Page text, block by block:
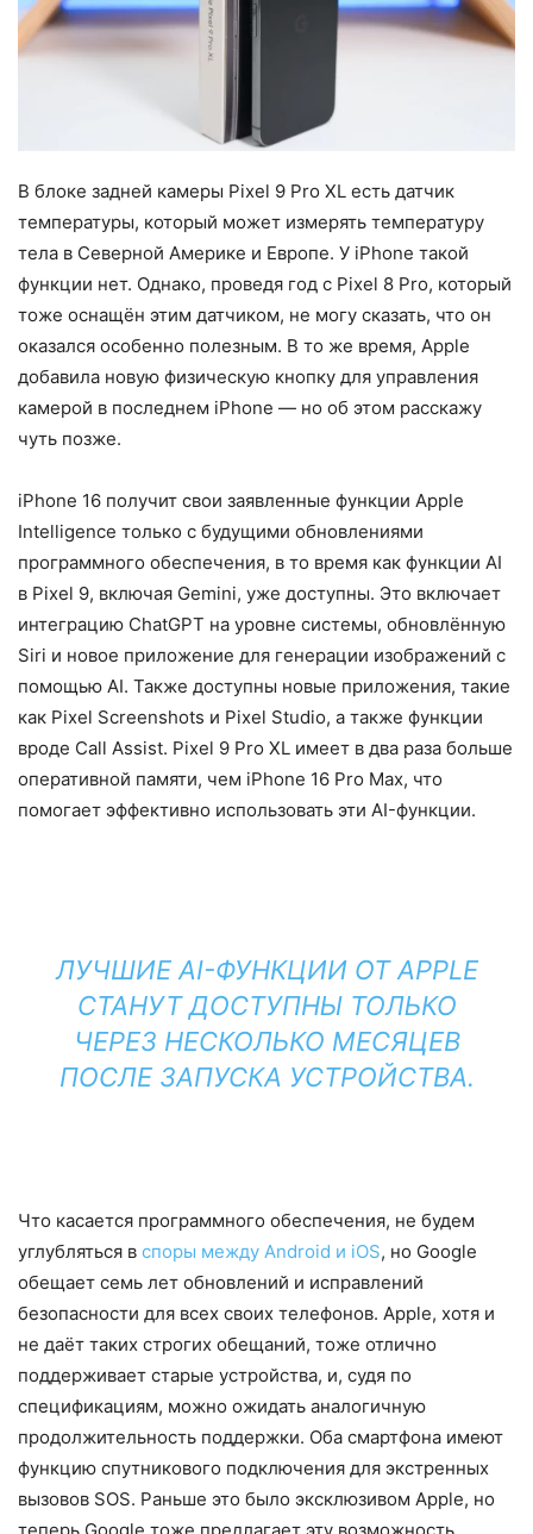
В блоке задней камеры Pixel 9 Pro XL есть датчик
температуры, который может измерять температуру
тела в Северной Америке и Европе. У iPhone такой
функции нет. Однако, проведя год с Pixel 8 Pro, который
тоже оснащён этим датчиком, не могу сказать, что он
оказался особенно полезным. В то же время, Apple
добавила новую физическую кнопку для управления
камерой в последнем iPhone — но об этом расскажу
чуть позже.
iPhone 16 получит свои заявленные функции Apple
Intelligence только с будущими обновлениями
программного обеспечения, в то время как функции AI
в Pixel 9, включая Gemini, уже доступны. Это включает
интеграцию ChatGPT на уровне системы, обновлённую
Siri и новое приложение для генерации изображений с
помощью AI. Также доступны новые приложения, такие
как Pixel Screenshots и Pixel Studio, а также функции
вроде Call Assist. Pixel 9 Pro XL имеет в два раза больше
оперативной памяти, чем iPhone 16 Pro Max, что
помогает эффективно использовать эти AI-функции.
ЛУЧШИЕ AI-ФУНКЦИИ ОТ APPLE
СТАНУТ ДОСТУПНЫ ТОЛЬКО
ЧЕРЕЗ НЕСКОЛЬКО МЕСЯЦЕВ
ПОСЛЕ ЗАПУСКА УСТРОЙСТВА.
Что касается программного обеспечения, не будем
углубляться в споры между Android и iOS, но Google
обещает семь лет обновлений и исправлений
безопасности для всех своих телефонов. Apple, хотя и
не даёт таких строгих обещаний, тоже отлично
поддерживает старые устройства, и, судя по
спецификациям, можно ожидать аналогичную
продолжительность поддержки. Оба смартфона имеют
функцию спутникового подключения для экстренных
вызовов SOS. Раньше это было эксклюзивом Apple, но
теперь Google тоже предлагает эту возможность.